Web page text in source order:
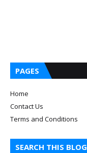
PAGES
Home
Contact Us
Terms and Conditions
SEARCH THIS BLOG